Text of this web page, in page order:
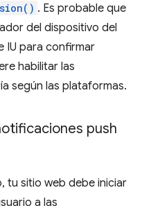
. Es probable que
del dispositivo del
IU para confirmar
habilitar las
según las plataformas.
push
tu sitio web debe iniciar
a las